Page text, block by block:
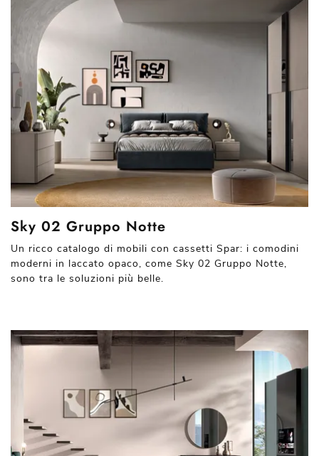
Sky 02 Gruppo Notte
Un ricco catalogo di mobili con cassetti Spar: i comodini
moderni in laccato opaco, come Sky 02 Gruppo Notte,
sono tra le soluzioni più belle.